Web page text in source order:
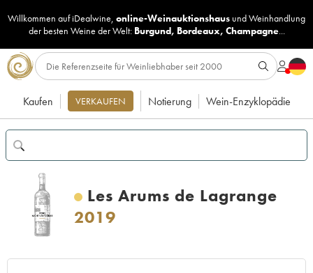
Willkommen auf iDealwine, online-Weinauktionshaus undWeinhandlung
der besten Weine der Welt: Burgund, Bordeaux, Champagne...
Kaufen VERKAUFEN Notierung Wein-Enzyklopädie
Les Arums de Lagrange
2019